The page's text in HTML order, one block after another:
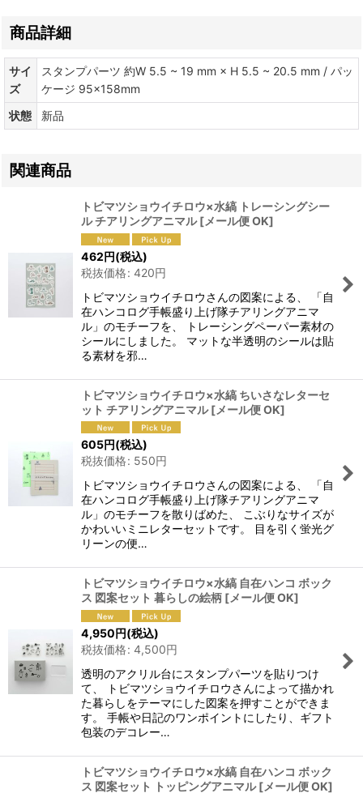
商品詳細
サイ
ズ
スタンプパーツ 約W 5.5 ~ 19 mm × H 5.5 ~ 20.5 mm / パッ
ケージ 95×158mm
状態
新品
関連商品
トビマツショウイチロウ×水縞 トレーシングシー
ル チアリングアニマル [メール便 OK]
462円(税込)
税抜価格: 420円
トビマツショウイチロウさんの図案による、 「自
在ハンコログ手帳盛り上げ隊チアリングアニマ
ル」のモチーフを、 トレーシングペーパー素材の
シールにしました。 マットな半透明のシールは貼
る素材を邪…
トビマツショウイチロウ×水縞 ちいさなレターセ
ット チアリングアニマル [メール便 OK]
605円(税込)
税抜価格: 550円
トビマツショウイチロウさんの図案による、 「自
在ハンコログ手帳盛り上げ隊チアリングアニマ
ル」のモチーフを散りばめた、 こぶりなサイズが
かわいいミニレターセットです。 目を引く蛍光グ
リーンの便…
トビマツショウイチロウ×水縞 自在ハンコ ボック
ス 図案セット 暮らしの絵柄 [メール便 OK]
4,950円(税込)
税抜価格: 4,500円
透明のアクリル台にスタンプパーツを貼りつけ
て、 トビマツショウイチロウさんによって描かれ
た暮らしをテーマにした図案を押すことができま
す。 手帳や日記のワンポイントにしたり、ギフト
包装のデコレー…
トビマツショウイチロウ×水縞 自在ハンコ ボック
ス 図案セット トッピングアニマル [メール便 OK]